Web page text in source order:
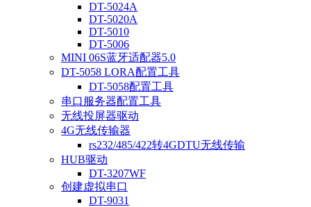
DT-5024A
DT-5020A
DT-5010
DT-5006
MINI 06S蓝牙适配器5.0
DT-5058 LORA配置工具
DT-5058配置工具
串口服务器配置工具
无线投屏器驱动
4G无线传输器
rs232/485/422转4GDTU无线传输
HUB驱动
DT-3207WF
创建虚拟串口
DT-9031